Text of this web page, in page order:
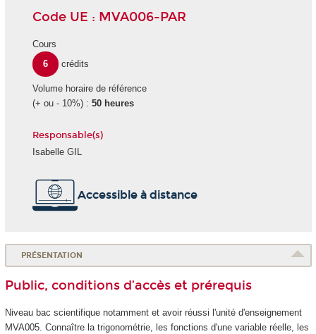
Code UE : MVA006-PAR
Cours
6
crédits
Volume horaire de référence
(+ ou - 10%) : 50 heures
Responsable(s)
Isabelle GIL
Accessible à distance
PRÉSENTATION
Public, conditions d’accès et prérequis
Niveau bac scientifique notamment et avoir réussi l'unité d'enseignement
MVA005. Connaître la trigonométrie, les fonctions d'une variable réelle, les